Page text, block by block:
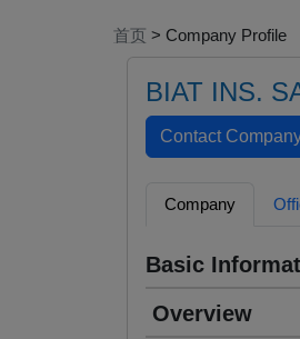
首页 > Company Profile
BIAT INS.
Company
Basic
Overview